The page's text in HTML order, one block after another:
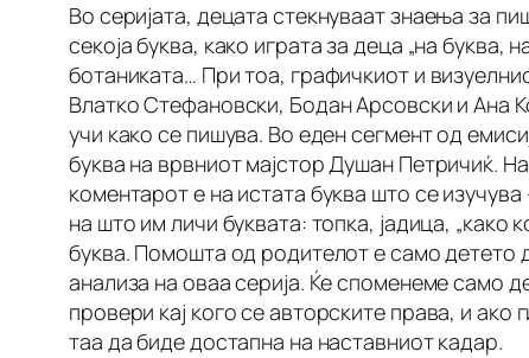
Во серијата, децата стекнуваат знаења за
секоја буква, како играта за деца „на буква,
ботаниката… При тоа, графичкиот и
Влатко Стефановски, Бодан Арсовски и Ана
учи како се пишува. Во еден сегмент од
буква на врвниот мајстор Душан Петричиќ.
коментарот е на истата буква што се изучува
на што им личи буквата: топка, јадица,
буква. Помошта од родителот е само детето
анализа на оваа серија. Ќе споменеме само
провери кај кого се авторските права, и
таа да биде достапна на наставниот кадар.